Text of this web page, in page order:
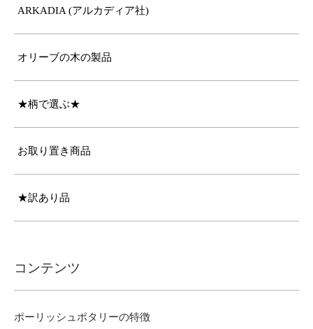
ARKADIA (アルカディア社)
オリーブの木の製品
★柄で選ぶ★
お取り置き商品
★訳あり品
コンテンツ
ポーリッシュポタリーの特徴